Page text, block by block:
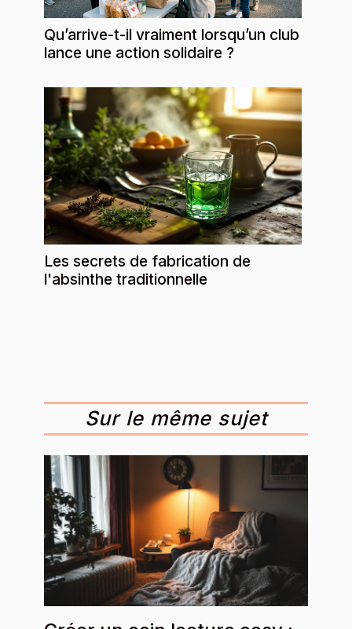
Qu’arrive-t-il vraiment lorsqu’un club
lance une action solidaire ?
Les secrets de fabrication de
l'absinthe traditionnelle
Sur le même sujet